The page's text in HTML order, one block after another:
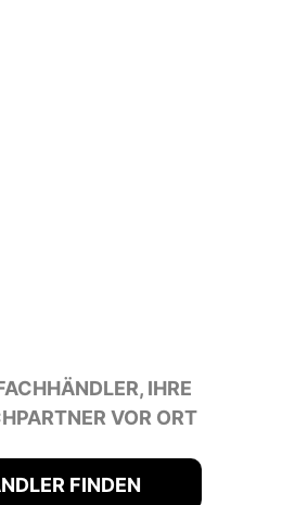
IHRE
VOR ORT
FINDEN